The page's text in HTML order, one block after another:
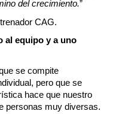
del crecimiento.”
CAG.
al equipo y a uno
se compite
pero que se
hace que nuestro
personas muy diversas.